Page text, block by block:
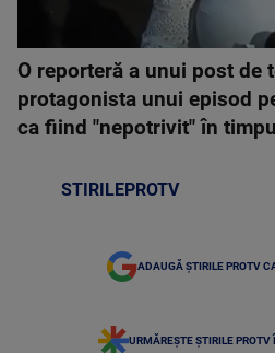
O reporteră a unui post de
protagonista unui episod
ca fiind "nepotrivit" în
STIRILEPROTV
ADAUGĂ ȘTIRILE PROTV
URMĂREȘTE ȘTIRILE PROTV